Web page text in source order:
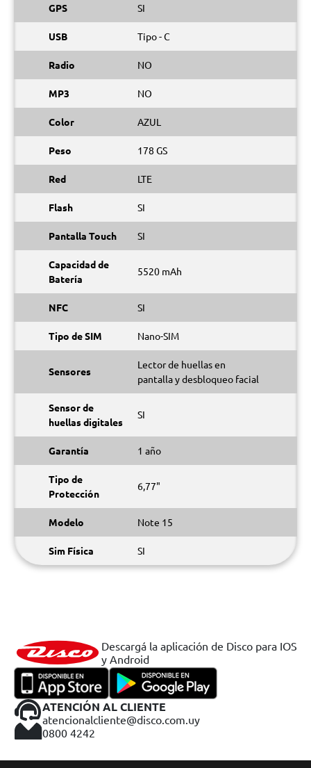
GPS SI
USB Tipo - C
Radio NO
MP3 NO
Color AZUL
Peso 178 GS
Red LTE
Flash SI
Pantalla Touch SI
Capacidad de
Batería
5520 mAh
NFC SI
Tipo de SIM Nano-SIM
Sensores
Lector de huellas en
pantalla y desbloqueo facial
Sensor de
huellas digitales
SI
Garantía 1 año
Tipo de
Protección
6,77"
Modelo Note 15
Sim Física SI
Descargá la aplicación de Disco para IOS
y Android
ATENCIÓN AL CLIENTE
atencionalcliente@disco.com.uy
0800 4242